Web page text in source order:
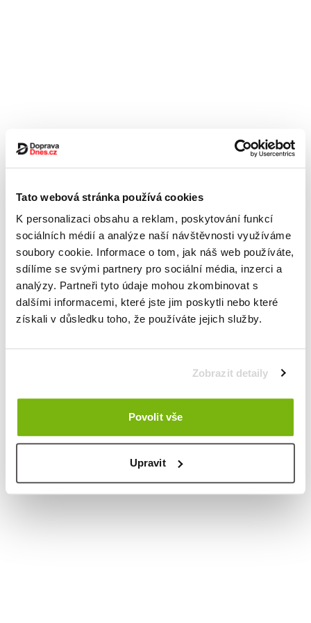
Tato webová stránka používá cookies
K personalizaci obsahu a reklam, poskytování funkcí
sociálních médií a analýze naší návštěvnosti využíváme
soubory cookie. Informace o tom, jak náš web používáte,
sdílíme se svými partnery pro sociální média, inzerci a
analýzy. Partneři tyto údaje mohou zkombinovat s
dalšími informacemi, které jste jim poskytli nebo které
získali v důsledku toho, že používáte jejich služby.
Zobrazit detaily
Povolit vše
Upravit